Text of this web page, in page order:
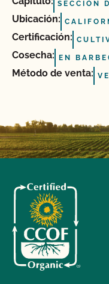
SECCIÓN
Ubicación:
Certificación:
Cosecha: EN
Método de venta: